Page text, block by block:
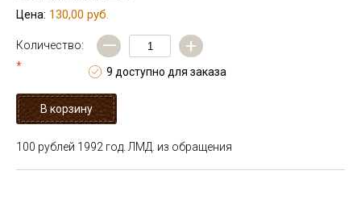
Цена: 130,00 руб.
Количество:
*
— +
9 доступно для заказа
100 рублей 1992 год. ЛМД. из обращения